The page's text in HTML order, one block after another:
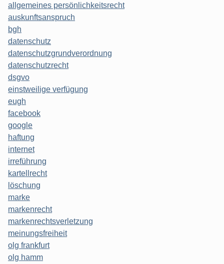
allgemeines persönlichkeitsrecht
auskunftsanspruch
bgh
datenschutz
datenschutzgrundverordnung
datenschutzrecht
dsgvo
einstweilige verfügung
eugh
facebook
google
haftung
internet
irreführung
kartellrecht
löschung
marke
markenrecht
markenrechtsverletzung
meinungsfreiheit
olg frankfurt
olg hamm